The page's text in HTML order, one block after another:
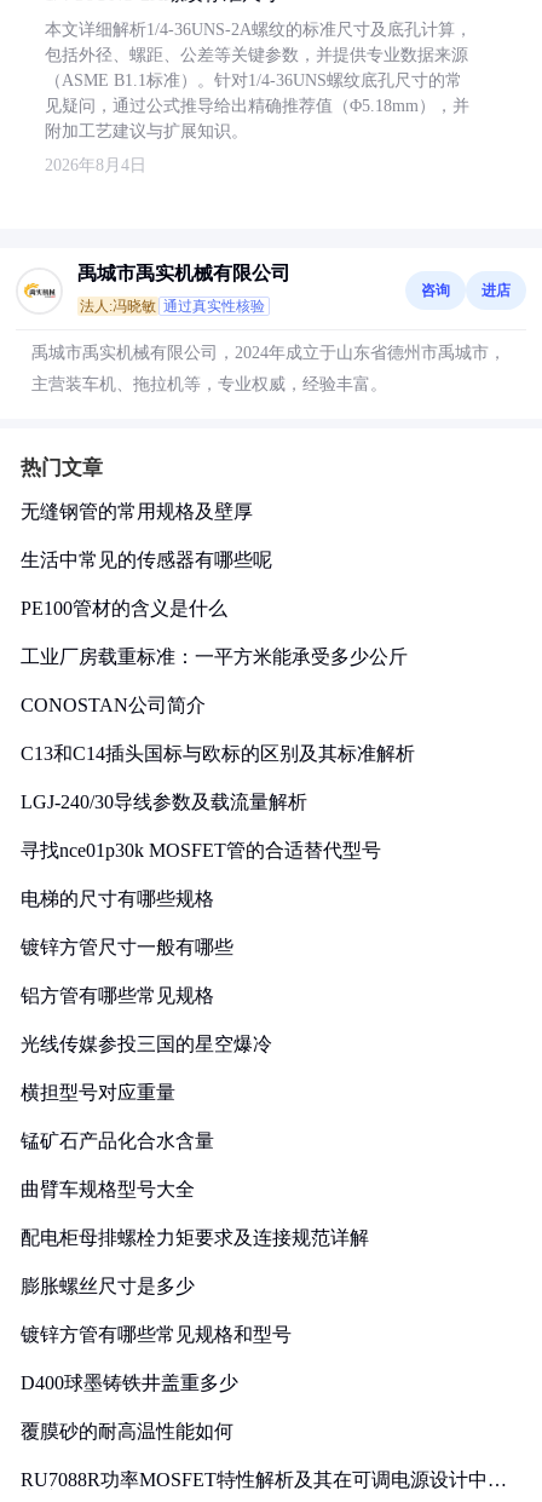
本文详细解析1/4-36UNS-2A螺纹的标准尺寸及底孔计算，
包括外径、螺距、公差等关键参数，并提供专业数据来源
（ASME B1.1标准）。针对1/4-36UNS螺纹底孔尺寸的常
见疑问，通过公式推导给出精确推荐值（Φ5.18mm），并
附加工艺建议与扩展知识。
2026年8月4日
禹城市禹实机械有限公司
法人:冯晓敏 通过真实性核验
咨询 进店
禹城市禹实机械有限公司，2024年成立于山东省德州市禹城市，
主营装车机、拖拉机等，专业权威，经验丰富。
热门文章
无缝钢管的常用规格及壁厚
生活中常见的传感器有哪些呢
PE100管材的含义是什么
工业厂房载重标准：一平方米能承受多少公斤
CONOSTAN公司简介
C13和C14插头国标与欧标的区别及其标准解析
LGJ-240/30导线参数及载流量解析
寻找nce01p30k MOSFET管的合适替代型号
电梯的尺寸有哪些规格
镀锌方管尺寸一般有哪些
铝方管有哪些常见规格
光线传媒参投三国的星空爆冷
横担型号对应重量
锰矿石产品化合水含量
曲臂车规格型号大全
配电柜母排螺栓力矩要求及连接规范详解
膨胀螺丝尺寸是多少
镀锌方管有哪些常见规格和型号
D400球墨铸铁井盖重多少
覆膜砂的耐高温性能如何
RU7088R功率MOSFET特性解析及其在可调电源设计中的